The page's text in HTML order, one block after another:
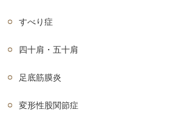
すべり症
四十肩・五十肩
足底筋膜炎
変形性股関節症